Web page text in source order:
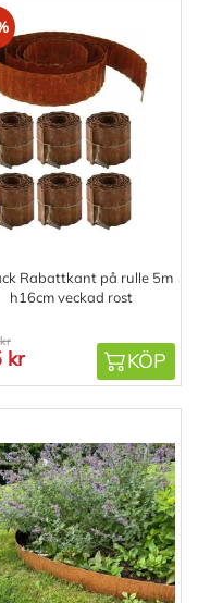
Rabattkant på rulle 5m
h16cm veckad rost
kr KÖP